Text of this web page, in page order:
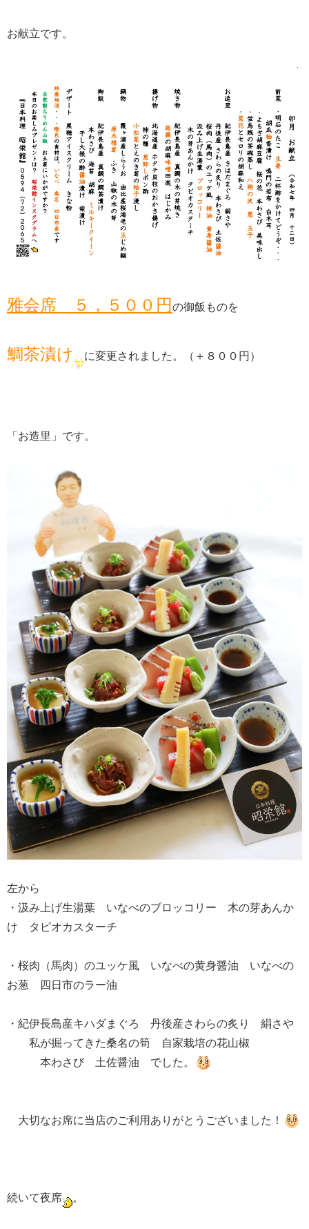
お献立です。
雅会席 ５，５００円 の御飯ものを
鯛茶漬け に変更されました。（＋８００円）
「お造里」です。
左から
・汲み上げ生湯葉 いなべのブロッコリー 木の芽あんか
け タピオカスターチ
・桜肉（馬肉）のユッケ風 いなべの黄身醤油 いなべの
お葱 四日市のラー油
・紀伊長島産キハダまぐろ 丹後産さわらの炙り 絹さや
私が掘ってきた桑名の筍 自家栽培の花山椒
本わさび 土佐醤油 でした。
大切なお席に当店のご利用ありがとうございました！
続いて夜席 。